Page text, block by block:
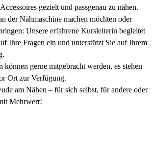
gezielt und passgenau zu nähen.
der Nähmaschine machen möchten oder
Unsere erfahrene Kursleiterin begleitet
Ihre Fragen ein und unterstützt Sie auf Ihrem
können gerne mitgebracht werden, es stehen
Ort zur Verfügung.
am Nähen – für sich selbst, für andere oder
Mehrwert!